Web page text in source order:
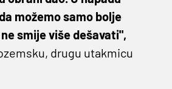
možemo samo bolje
smije više dešavati",
drugu utakmicu